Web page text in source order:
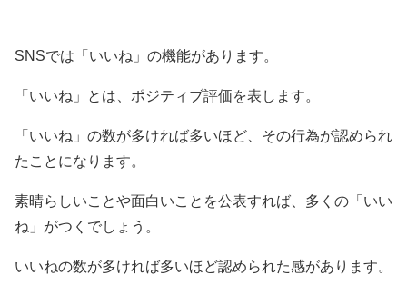
SNSでは「いいね」の機能があります。
「いいね」とは、ポジティブ評価を表します。
「いいね」の数が多ければ多いほど、その行為が認められ
たことになります。
素晴らしいことや面白いことを公表すれば、多くの「いい
ね」がつくでしょう。
いいねの数が多ければ多いほど認められた感があります。